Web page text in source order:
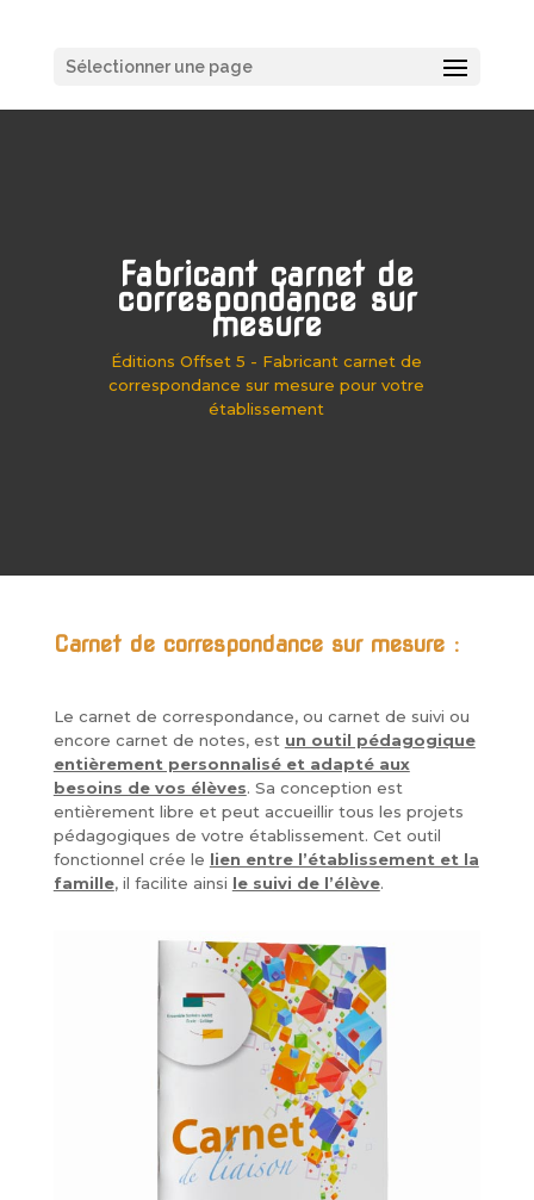
Sélectionner une page
Fabricant carnet de
correspondance sur
mesure
Éditions Offset 5 - Fabricant carnet de
correspondance sur mesure pour votre
établissement
Carnet de correspondance sur mesure :
Le carnet de correspondance, ou carnet de suivi ou
encore carnet de notes, est un outil pédagogique
entièrement personnalisé et adapté aux
besoins de vos élèves. Sa conception est
entièrement libre et peut accueillir tous les projets
pédagogiques de votre établissement. Cet outil
fonctionnel crée le lien entre l’établissement et la
famille, il facilite ainsi le suivi de l’élève.